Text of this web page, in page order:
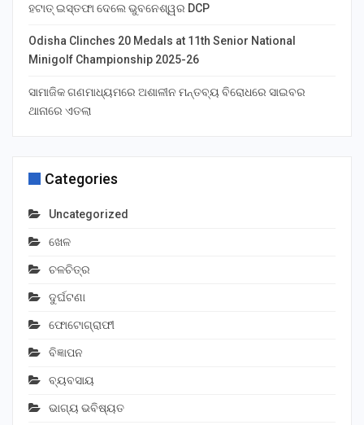
ହଟାତ୍ ଇସ୍ତଫା ଦେଲେ ଭୁବନେଶ୍ୱର DCP
Odisha Clinches 20 Medals at 11th Senior National
Minigolf Championship 2025-26
ସାମାଜିକ ଗଣମାଧ୍ୟମରେ ଅଶାଳୀନ ମନ୍ତବ୍ୟ ବିରୋଧରେ ସାଇବର
ଥାନାରେ ଏତଲା
Categories
Uncategorized
ଖେଳ
ଚଳଚିତ୍ର
ଦୁର୍ଘଟଣା
ଫୋଟୋଗ୍ରାଫୀ
ବିଜ୍ଞାପନ
ବ୍ୟବସାୟ
ଭାଗ୍ୟ ଭବିଷ୍ୟତ